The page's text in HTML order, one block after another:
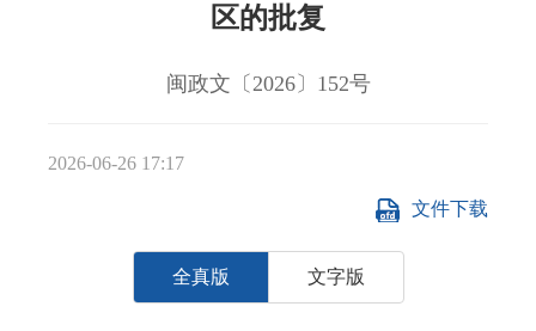
区的批复
闽政文〔2026〕152号
2026-06-26 17:17
全真版 文字版
文件下载